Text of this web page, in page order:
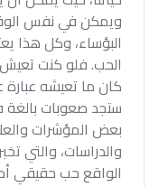
ويمكن في نفس
البؤساء، وكل هذا
الحب. فلو كنت تعيش
كان ما تعيشه
ستجد صعوبات بالغة
بعض المؤشرات
والدراسات، والتي
الواقع حب حقيقي